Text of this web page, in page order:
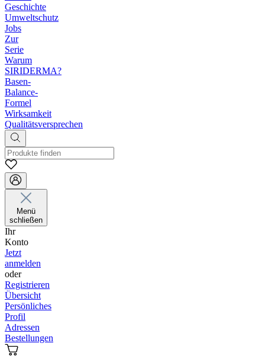
Geschichte
Umweltschutz
Jobs
Zur
Serie
Warum
SIRIDERMA?
Basen-
Balance-
Formel
Wirksamkeit
Qualitätsversprechen
Menü
schließen
Ihr
Konto
Jetzt
anmelden
oder
Registrieren
Übersicht
Persönliches
Profil
Adressen
Bestellungen